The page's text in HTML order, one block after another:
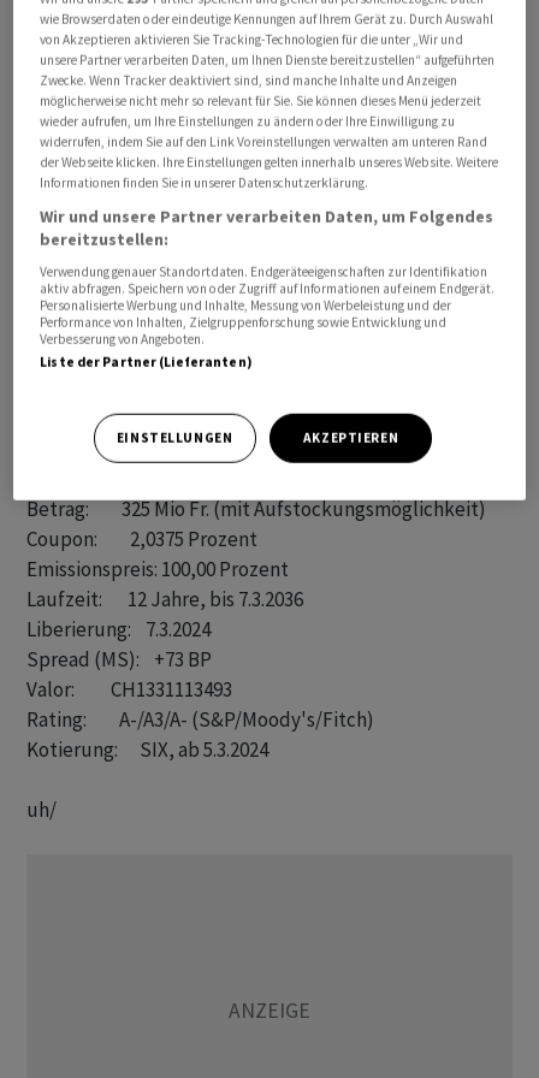
Valor:          CH1331113477
Rating:         A-/A3/A- (S&P/Moody's/Fitch)
Kotierung:      SIX, ab 5.3.2024
2. Tranche
Betrag:         415 Mio Fr. (mit Aufstockungsmöglichkeit)
Coupon:         1,8401 Prozent
Emissionspreis: 100,00 Prozent
Laufzeit:       8 Jahre, bis 7.3.2032
Liberierung:    7.3.2024
Spread (MS):    +63 BP
Valor:          CH1331113485
Kotierung:      SIX, ab 5.3.2024
Betrag:         325 Mio Fr. (mit Aufstockungsmöglichkeit)
Coupon:         2,0375 Prozent
Emissionspreis: 100,00 Prozent
Laufzeit:       12 Jahre, bis 7.3.2036
Liberierung:    7.3.2024
Spread (MS):    +73 BP
Valor:          CH1331113493
Rating:         A-/A3/A- (S&P/Moody's/Fitch)
Kotierung:      SIX, ab 5.3.2024
uh/
wie Browserdaten oder eindeutige Kennungen auf Ihrem Gerät zu. Durch Auswahl
von Akzeptieren aktivieren Sie Tracking-Technologien für die unter „Wir und
unsere Partner verarbeiten Daten, um Ihnen Dienste bereitzustellen“ aufgeführten
Zwecke. Wenn Tracker deaktiviert sind, sind manche Inhalte und Anzeigen
möglicherweise nicht mehr so relevant für Sie. Sie können dieses Menü jederzeit
wieder aufrufen, um Ihre Einstellungen zu ändern oder Ihre Einwilligung zu
widerrufen, indem Sie auf den Link Voreinstellungen verwalten am unteren Rand
der Webseite klicken. Ihre Einstellungen gelten innerhalb unseres Website. Weitere
Informationen finden Sie in unserer Datenschutzerklärung.
Wir und unsere Partner verarbeiten Daten, um Folgendes
bereitzustellen:
Verwendung genauer Standortdaten. Endgeräteeigenschaften zur Identifikation
aktiv abfragen. Speichern von oder Zugriff auf Informationen auf einem Endgerät.
Personalisierte Werbung und Inhalte, Messung von Werbeleistung und der
Performance von Inhalten, Zielgruppenforschung sowie Entwicklung und
Verbesserung von Angeboten.
Liste der Partner (Lieferanten)
EINSTELLUNGEN AKZEPTIEREN